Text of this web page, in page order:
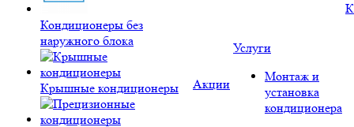
Кондиционеры без
наружного блока
Крышные кондиционеры Акции
Услуги
Монтаж и
установка
кондиционера